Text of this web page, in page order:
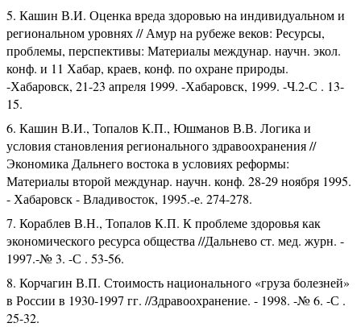
Кашин В.И. Оценка вреда здоровью на индивидуальном и
региональном уровнях // Амур на рубеже веков: Ресурсы,
проблемы, перспективы: Материалы междунар. научн. экол.
конф. и 11 Хабар, краев, конф. по охране природы.
-Хабаровск, 21-23 апреля 1999. -Хабаровск, 1999. -Ч.2-С . 13-
15.
Кашин В.И., Топалов К.П., Юшманов В.В. Логика и
условия становления регионального здравоохранения //
Экономика Дальнего востока в условиях реформы:
Материалы второй междунар. научн. конф. 28-29 ноября 1995.
- Хабаровск - Владивосток, 1995.-е. 274-278.
Кораблев В.Н., Топалов К.П. К проблеме здоровья как
экономического ресурса общества //Дальнево ст. мед. журн. -
1997.-№ 3. -С . 53-56.
Корчагин В.П. Стоимость национального «груза болезней»
в России в 1930-1997 гг. //Здравоохранение. - 1998. -№ 6. -С .
25-32.